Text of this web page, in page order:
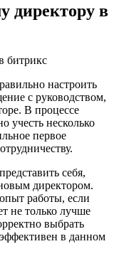
директору в
настроить
с руководством,
В процессе
учесть несколько
первое
себя,
директором.
работы, если
не только лучше
выбрать
в данном